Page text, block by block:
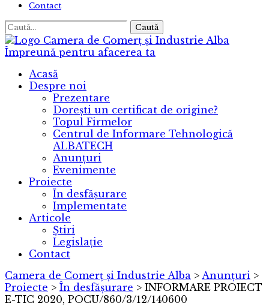
Contact
Caută
Camera de Comerț și Industrie Alba
Împreună pentru afacerea ta
Acasă
Despre noi
Prezentare
Dorești un certificat de origine?
Topul Firmelor
Centrul de Informare Tehnologică
ALBATECH
Anunțuri
Evenimente
Proiecte
În desfășurare
Implementate
Articole
Știri
Legislație
Contact
Camera de Comerț și Industrie Alba > Anunțuri >
Proiecte > În desfășurare > INFORMARE PROIECT
E-TIC 2020, POCU/860/3/12/140600